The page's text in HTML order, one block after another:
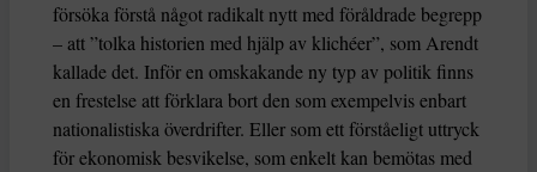
försöka förstå något radikalt nytt med föråldrade begrepp
– att ”tolka historien med hjälp av klichéer”, som Arendt
kallade det. Inför en omskakande ny typ av politik finns
en frestelse att förklara bort den som exempelvis enbart
nationalistiska överdrifter. Eller som ett förståeligt uttryck
för ekonomisk besvikelse, som enkelt kan bemötas med